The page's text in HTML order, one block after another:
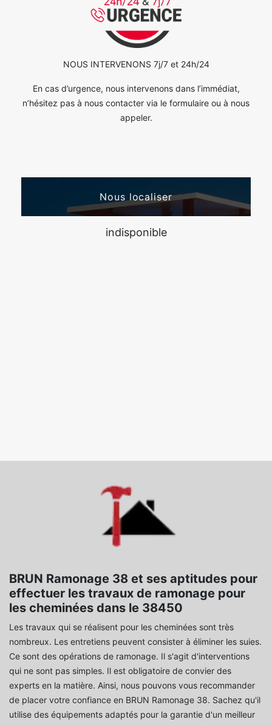
NOUS INTERVENONS 7j/7 et 24h/24
En cas d’urgence, nous intervenons dans l’immédiat,
n’hésitez pas à nous contacter via le formulaire ou à nous
appeler.
Nous localiser
indisponible
BRUN Ramonage 38 et ses aptitudes pour
effectuer les travaux de ramonage pour
les cheminées dans le 38450
Les travaux qui se réalisent pour les cheminées sont très
nombreux. Les entretiens peuvent consister à éliminer les suies.
Ce sont des opérations de ramonage. Il s'agit d'interventions
qui ne sont pas simples. Il est obligatoire de convier des
experts en la matière. Ainsi, nous pouvons vous recommander
de placer votre confiance en BRUN Ramonage 38. Sachez qu'il
utilise des équipements adaptés pour la garantie d'un meilleur